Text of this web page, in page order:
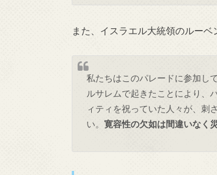
また、イスラエル大統領のルーベ
私たちはこのパレードに参加し
ルサレムで起きたことにより、
ィティを祝っていた人々が、刺
い。 寛容性の欠如は間違いなく